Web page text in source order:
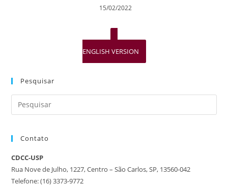
15/02/2022
ENGLISH VERSION
Pesquisar
Contato
CDCC-USP
Rua Nove de Julho, 1227, Centro – São Carlos, SP, 13560-042
Telefone: (16) 3373-9772